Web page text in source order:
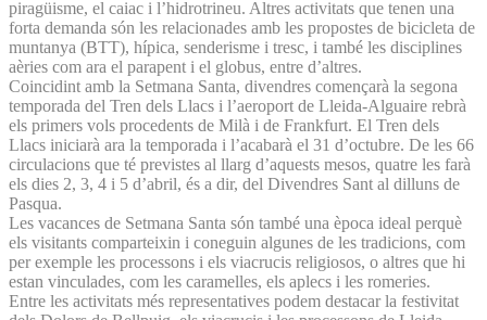
piragüisme, el caiac i l’hidrotrineu. Altres activitats que tenen una
forta demanda són les relacionades amb les propostes de bicicleta de
muntanya (BTT), hípica, senderisme i tresc, i també les disciplines
aèries com ara el parapent i el globus, entre d’altres.
Coincidint amb la Setmana Santa, divendres començarà la segona
temporada del Tren dels Llacs i l’aeroport de Lleida-Alguaire rebrà
els primers vols procedents de Milà i de Frankfurt. El Tren dels
Llacs iniciarà ara la temporada i l’acabarà el 31 d’octubre. De les 66
circulacions que té previstes al llarg d’aquests mesos, quatre les farà
els dies 2, 3, 4 i 5 d’abril, és a dir, del Divendres Sant al dilluns de
Pasqua.
Les vacances de Setmana Santa són també una època ideal perquè
els visitants comparteixin i coneguin algunes de les tradicions, com
per exemple les processons i els viacrucis religiosos, o altres que hi
estan vinculades, com les caramelles, els aplecs i les romeries.
Entre les activitats més representatives podem destacar la festivitat